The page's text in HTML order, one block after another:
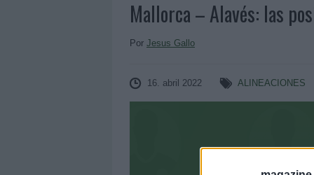
Mallorca – Alavés: las
Por Jesus Gallo
16. abril 2022 ALINEACIONES